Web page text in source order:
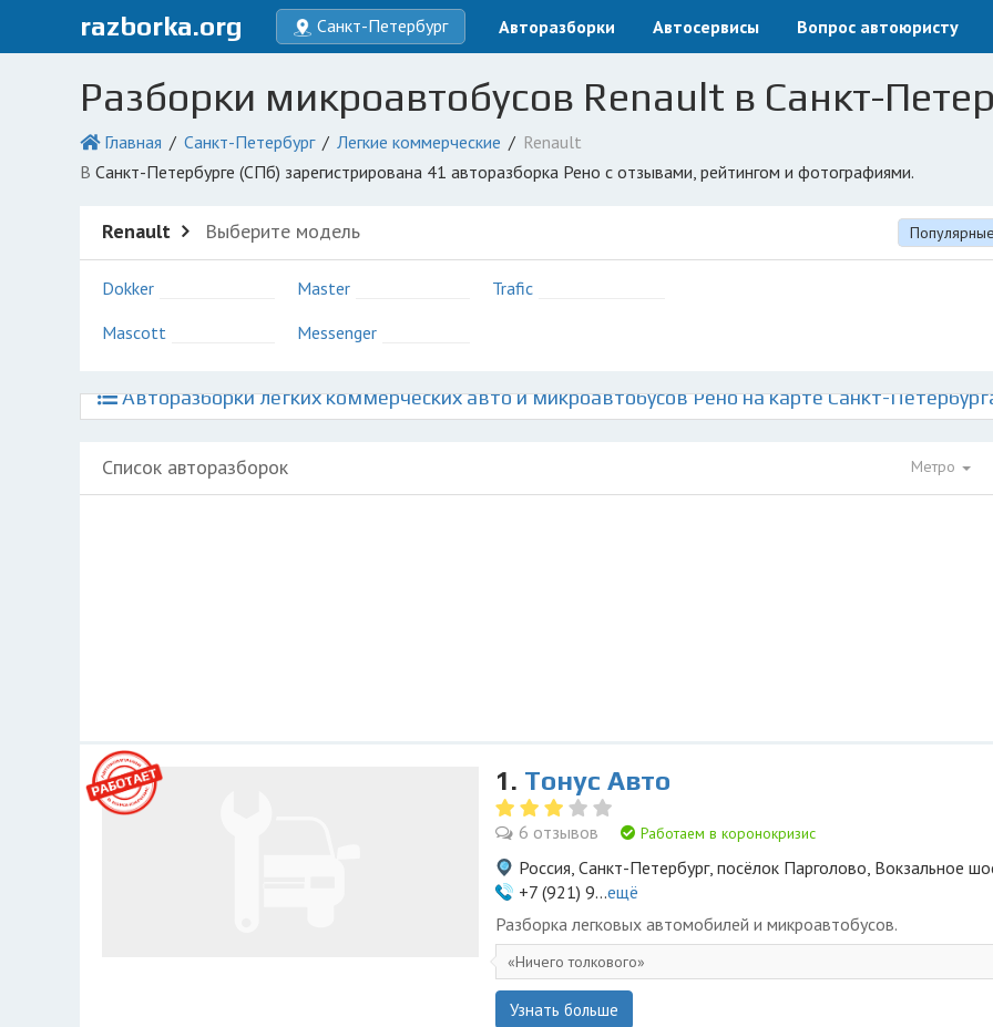
razborka.org Санкт-Петербург Авторазборки Автосервисы Вопрос автоюристу
Разборки микроавтобусов Renault в Санкт-
Главная Санкт-Петербург Легкие коммерческие
Renault
в Санкт-Петербурге (СПб) зарегистрирована 41 авторазборка Рено с отзывами, рейтингом и фотографиями.
Renault Выберите модель Популярные
Dokker
Mascott
Master
Messenger
Trafic
Авторазборки легких коммерческих авто и микроавтобусов Рено на карте Санкт-
Список авторазборок Метро
1. Тонус Авто
6 отзывов Работаем в коронокризис
Россия, Санкт-Петербург, посёлок Парголово, Вокзальное
+7 (921) 9...ещё
Разборка легковых автомобилей и микроавтобусов.
Ничего толкового
Узнать больше